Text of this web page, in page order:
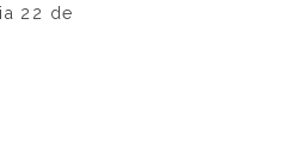
22 de